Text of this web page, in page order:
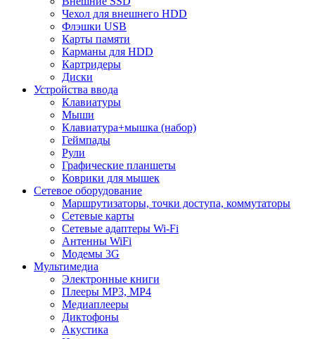
Чехол для внешнего HDD
Флэшки USB
Карты памяти
Карманы для HDD
Картридеры
Диски
Устройства ввода
Клавиатуры
Мыши
Клавиатура+мышка (набор)
Геймпады
Рули
Графические планшеты
Коврики для мышек
Сетевое оборудование
Маршрутизаторы, точки доступа, коммутаторы
Сетевые карты
Сетевые адаптеры Wi-Fi
Антенны WiFi
Модемы 3G
Мультимедиа
Электронные книги
Плееры MP3, MP4
Медиаплееры
Диктофоны
Акустика